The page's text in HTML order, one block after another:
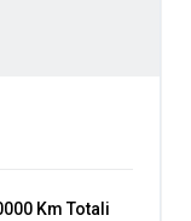
Km Totali